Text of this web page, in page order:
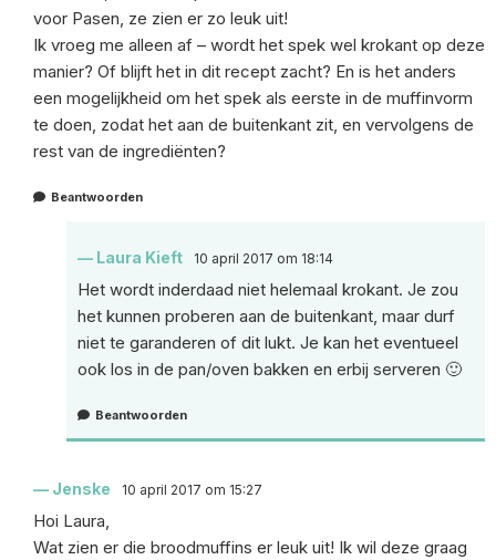
voor Pasen, ze zien er zo leuk uit!
Ik vroeg me alleen af – wordt het spek wel krokant op deze
manier? Of blijft het in dit recept zacht? En is het anders
een mogelijkheid om het spek als eerste in de muffinvorm
te doen, zodat het aan de buitenkant zit, en vervolgens de
rest van de ingrediënten?
Beantwoorden
Laura Kieft 10 april 2017 om 18:14
Het wordt inderdaad niet helemaal krokant. Je zou
het kunnen proberen aan de buitenkant, maar durf
niet te garanderen of dit lukt. Je kan het eventueel
ook los in de pan/oven bakken en erbij serveren 🙂
Beantwoorden
Jenske 10 april 2017 om 15:27
Hoi Laura,
Wat zien er die broodmuffins er leuk uit! Ik wil deze graag